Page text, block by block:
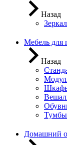
Назад
Мебель для
Назад
Тумбы
Домашний